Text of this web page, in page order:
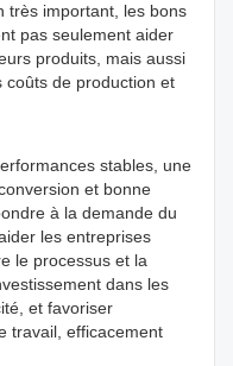
très important, les bons
pas seulement aider
produits, mais aussi
coûts de production et
stables, une
et bonne
à la demande du
les entreprises
le processus et la
dans les
et favoriser
travail, efficacement